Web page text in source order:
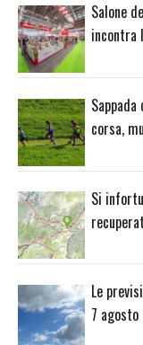
Salone
incontra
corsa,
Si
Le
7 agosto